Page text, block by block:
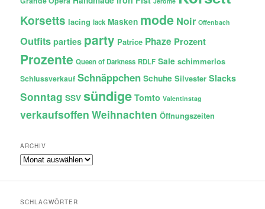
Korsetts lacing lack Masken mode Noir Offenbach
Outfits parties party Patrice Phaze Prozent
Prozente Queen of Darkness RDLF Sale schimmerlos
Schlussverkauf Schnäppchen Schuhe Silvester Slacks
Sonntag SSV sündige Tomto Valentinstag
verkaufsoffen Weihnachten Öffnungszeiten
ARCHIV
Archiv
SCHLAGWÖRTER